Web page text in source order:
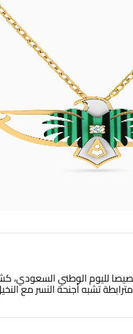
لليوم الوطني السعودي،
عيار 18 قيراط على شكل سيوف مترابطة تشبه